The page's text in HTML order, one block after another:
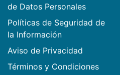
de Datos Personales
Políticas de Seguridad de
la Información
Aviso de Privacidad
Términos y Condiciones